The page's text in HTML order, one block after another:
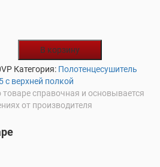
В корзину
Категория: Полотенцесушитель
с верхней полкой
справочная и основывается
от производителя